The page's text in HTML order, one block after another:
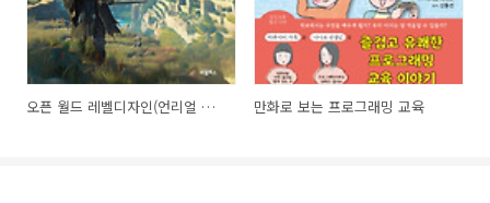
오픈 월드 레벨디자인(언리얼 엔진 5로 배우는) 만화로 보는 프로그래밍 교육